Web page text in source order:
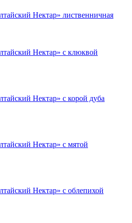
Нектар» лиственничная
Нектар» с клюквой
Нектар» с корой дуба
Нектар» с мятой
Нектар» с облепихой